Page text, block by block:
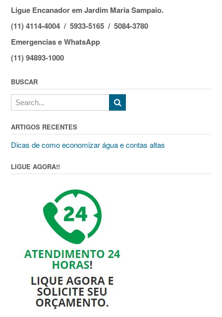
Ligue Encanador em Jardim Maria Sampaio.
(11) 4114-4004 / 5933-5165 / 5084-3780
Emergencias e WhatsApp
(11) 94893-1000
BUSCAR
ARTIGOS RECENTES
Dicas de como economizar água e contas altas
LIGUE AGORA!!